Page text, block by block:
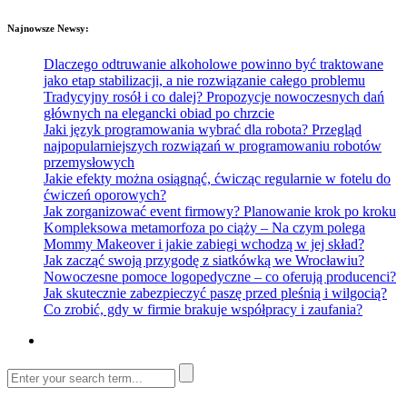
Najnowsze Newsy:
Dlaczego odtruwanie alkoholowe powinno być traktowane
jako etap stabilizacji, a nie rozwiązanie całego problemu
Tradycyjny rosół i co dalej? Propozycje nowoczesnych dań
głównych na elegancki obiad po chrzcie
Jaki język programowania wybrać dla robota? Przegląd
najpopularniejszych rozwiązań w programowaniu robotów
przemysłowych
Jakie efekty można osiągnąć, ćwicząc regularnie w fotelu do
ćwiczeń oporowych?
Jak zorganizować event firmowy? Planowanie krok po kroku
Kompleksowa metamorfoza po ciąży – Na czym polega
Mommy Makeover i jakie zabiegi wchodzą w jej skład?
Jak zacząć swoją przygodę z siatkówką we Wrocławiu?
Nowoczesne pomoce logopedyczne – co oferują producenci?
Jak skutecznie zabezpieczyć paszę przed pleśnią i wilgocią?
Co zrobić, gdy w firmie brakuje współpracy i zaufania?